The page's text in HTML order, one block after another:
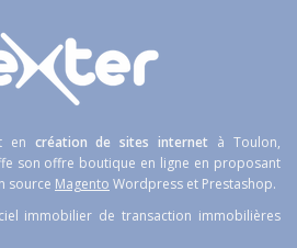
en création de sites internet à Toulon,
son offre boutique en ligne en proposant
source Magento Wordpress et Prestashop.
immobilier de transaction immobilières